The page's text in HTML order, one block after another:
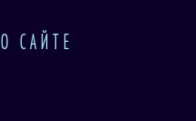
О САЙТЕ